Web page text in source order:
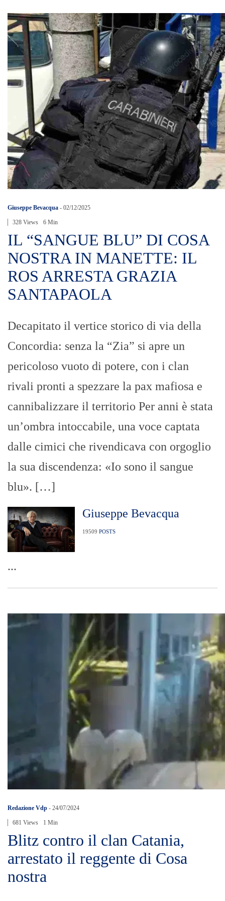
Giuseppe Bevacqua - 02/12/2025
328 Views 6 Min
IL “SANGUE BLU” DI COSA
NOSTRA IN MANETTE: IL
ROS ARRESTA GRAZIA
SANTAPAOLA
Decapitato il vertice storico di via della
Concordia: senza la “Zia” si apre un
pericoloso vuoto di potere, con i clan
rivali pronti a spezzare la pax mafiosa e
cannibalizzare il territorio Per anni è stata
un’ombra intoccabile, una voce captata
dalle cimici che rivendicava con orgoglio
la sua discendenza: «Io sono il sangue
blu». […]
Giuseppe Bevacqua
19509 POSTS
...
Redazione Vdp - 24/07/2024
681 Views 1 Min
Blitz contro il clan Catania,
arrestato il reggente di Cosa
nostra